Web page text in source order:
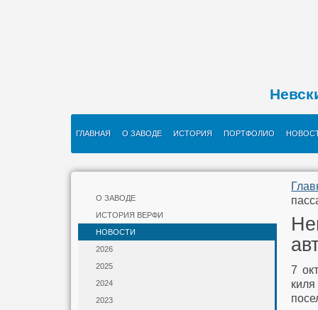
ГЛАВНАЯ О ЗАВОДЕ ИСТОРИЯ ПОРТФОЛИО
О ЗАВОДЕ
ИСТОРИЯ ВЕРФИ
НОВОСТИ
2026
2025
2024
2023
7